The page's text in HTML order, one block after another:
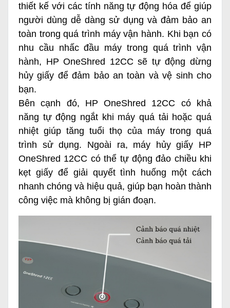
thiết kế với các tính năng tự động hóa để giúp
người dùng dễ dàng sử dụng và đảm bảo an
toàn trong quá trình máy vận hành. Khi bạn có
nhu cầu nhấc đầu máy trong quá trình vận
hành, HP OneShred 12CC sẽ tự động dừng
hủy giấy để đảm bảo an toàn và vệ sinh cho
bạn.
Bên cạnh đó, HP OneShred 12CC có khả
năng tự động ngắt khi máy quá tải hoặc quá
nhiệt giúp tăng tuổi thọ của máy trong quá
trình sử dụng. Ngoài ra, máy hủy giấy HP
OneShred 12CC có thể tự động đảo chiều khi
kẹt giấy để giải quyết tình huống một cách
nhanh chóng và hiệu quả, giúp bạn hoàn thành
công việc mà không bị gián đoạn.